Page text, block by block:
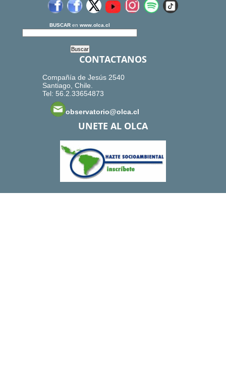
BUSCAR en www.olca.cl
CONTACTANOS
Compañía de Jesús 2540
Santiago, Chile.
Tel: 56.2.33654873
observatorio@olca.cl
UNETE AL OLCA